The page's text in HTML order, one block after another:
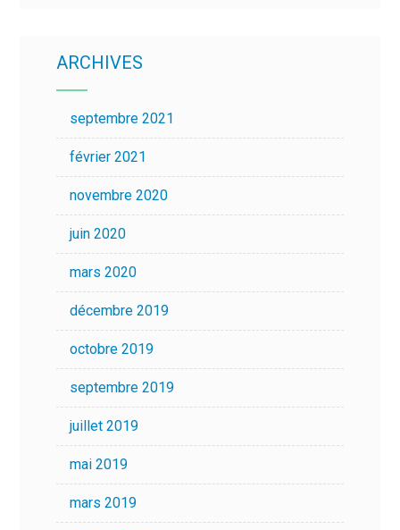
ARCHIVES
septembre 2021
février 2021
novembre 2020
juin 2020
mars 2020
décembre 2019
octobre 2019
septembre 2019
juillet 2019
mai 2019
mars 2019